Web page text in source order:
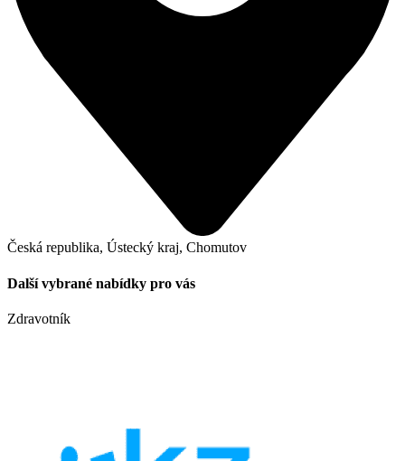
Česká republika, Ústecký kraj, Chomutov
Další vybrané nabídky pro vás
Zdravotník